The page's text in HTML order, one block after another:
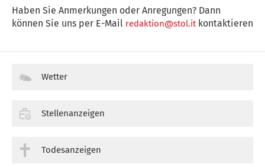
Haben Sie Anmerkungen oder Anregungen? Dann
können Sie uns per E-Mail redaktion@stol.itkontaktieren
Wetter
Stellenanzeigen
Todesanzeigen